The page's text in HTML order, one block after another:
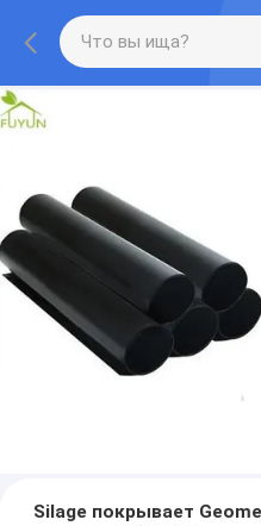
Silage покрывает